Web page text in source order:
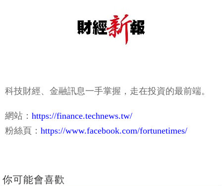
科技財經、金融訊息一手掌握，走在投資的最前端。
網站： https://finance.technews.tw/
粉絲頁： https://www.facebook.com/fortunetimes/
你可能會喜歡